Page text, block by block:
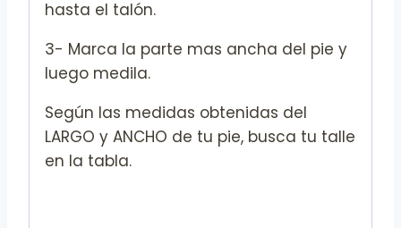
hasta el talón.
3- Marca la parte mas ancha del pie y
luego medila.
Según las medidas obtenidas del
LARGO y ANCHO de tu pie, busca tu talle
en la tabla.